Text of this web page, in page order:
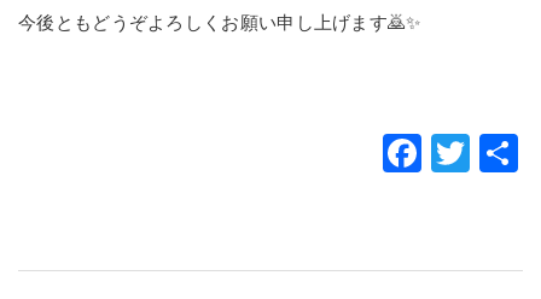
今後ともどうぞよろしくお願い申し上げます🙇✨